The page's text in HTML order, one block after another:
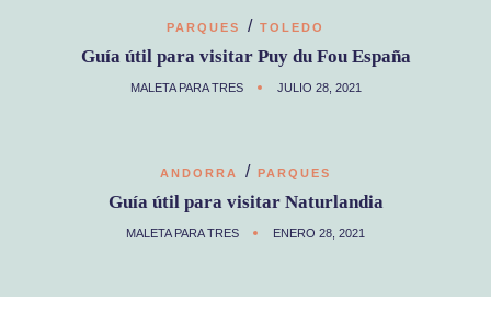
PARQUES / TOLEDO
Guía útil para visitar Puy du Fou España
MALETA PARA TRES JULIO 28, 2021
ANDORRA / PARQUES
Guía útil para visitar Naturlandia
MALETA PARA TRES ENERO 28, 2021